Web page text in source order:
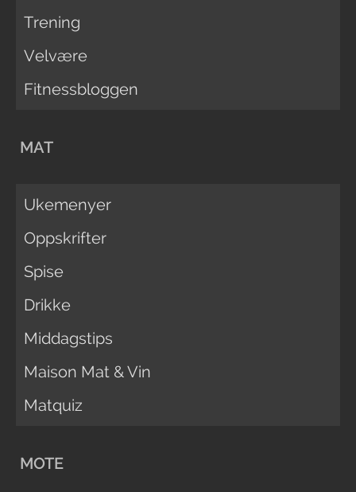
Trening
Velvære
Fitnessbloggen
MAT
Ukemenyer
Oppskrifter
Spise
Drikke
Middagstips
Maison Mat & Vin
Matquiz
MOTE